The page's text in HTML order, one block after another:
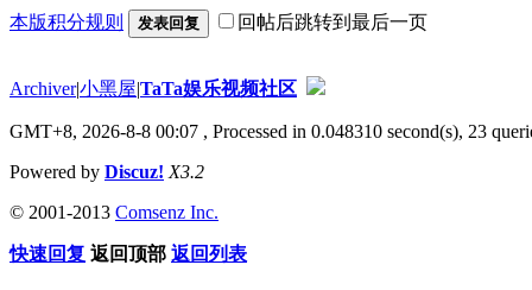
本版积分规则 发表回复 回帖后跳转到最后一页
Archiver|小黑屋|TaTa娱乐视频社区
GMT+8, 2026-8-8 00:07 , Processed in 0.048310 second(s), 23
Powered by Discuz! X3.2
© 2001-2013 Comsenz Inc.
快速回复 返回顶部 返回列表